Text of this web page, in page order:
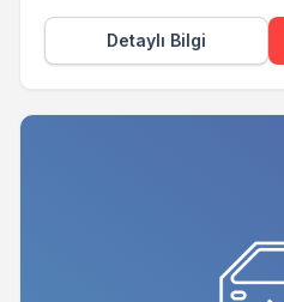
Detaylı Bilgi